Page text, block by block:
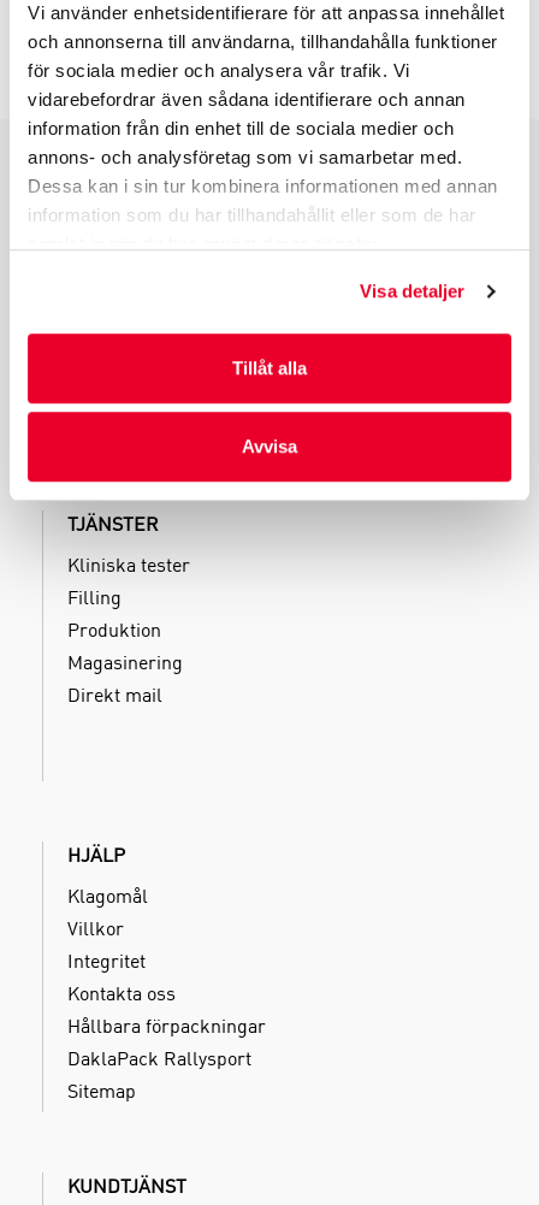
Vi använder enhetsidentifierare för att anpassa innehållet
och annonserna till användarna, tillhandahålla funktioner
för sociala medier och analysera vår trafik. Vi
vidarebefordrar även sådana identifierare och annan
information från din enhet till de sociala medier och
annons- och analysföretag som vi samarbetar med.
Dessa kan i sin tur kombinera informationen med annan
information som du har tillhandahållit eller som de har
Visa detaljer
Tillåt alla
Avvisa
INFO INNAN DU ORDERAR
PRODUKTGRUPPER
KUVERT OCH POSTFÖRPACKNINGAR
LÄKEMEDELSFÖRPACKNINGAR
TJÄNSTER
Kliniska tester
Filling
Produktion
Magasinering
Direkt mail
HJÄLP
Klagomål
Villkor
Integritet
Kontakta oss
Hållbara förpackningar
DaklaPack Rallysport
Sitemap
KUNDTJÄNST